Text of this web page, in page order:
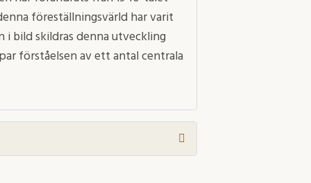
föreställningsvärld har varit
bild skildras denna utveckling
förståelsen av ett antal centrala